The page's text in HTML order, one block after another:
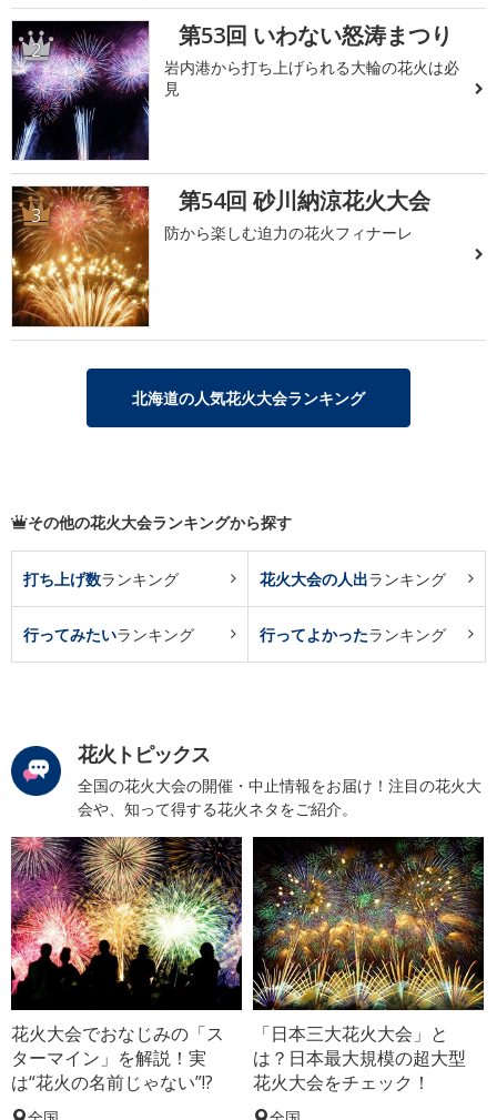
2 第53回 いわない怒涛まつり
岩内港から打ち上げられる大輪の花火は必
見
3 第54回 砂川納涼花火大会
防から楽しむ迫力の花火フィナーレ
北海道の人気花火大会ランキング
その他の花火大会ランキングから探す
打ち上げ数ランキング 花火大会の人出ランキング
行ってみたいランキング 行ってよかったランキング
花火トピックス
全国の花火大会の開催・中止情報をお届け！注目の花火大
会や、知って得する花火ネタをご紹介。
花火大会でおなじみの「ス
ターマイン」を解説！実
は“花火の名前じゃない”!?
「日本三大花火大会」と
は？日本最大規模の超大型
花火大会をチェック！